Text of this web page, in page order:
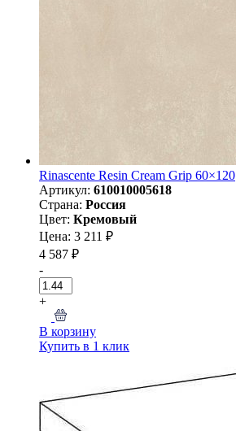
Rinascente Resin Cream Grip 60×120
Артикул: 610010005618
Страна: Россия
Цвет: Кремовый
Цена: 3 211 ₽
4 587 ₽
-
+
В корзину
Купить в 1 клик